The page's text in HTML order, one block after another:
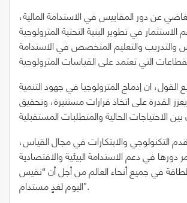
عن دور المقاييس في الاستدامة المالية،
في تطوير البنية التحتية المترولوجية
والتدريب والتعليم المتخصص في الاستدامة
ان إدماج المترولوجيا في جهود التنمية
القدرة على اتخاذ قرارات مستنيرة، وتحقيق
التكنولوجي والابتكارات في مجال القياس،
في دعم الاستدامة البيئية والاقتصادية
في جميع أنحاء العالم من أجل أن “نقيس
اليوم لغدٍ مستدام”.